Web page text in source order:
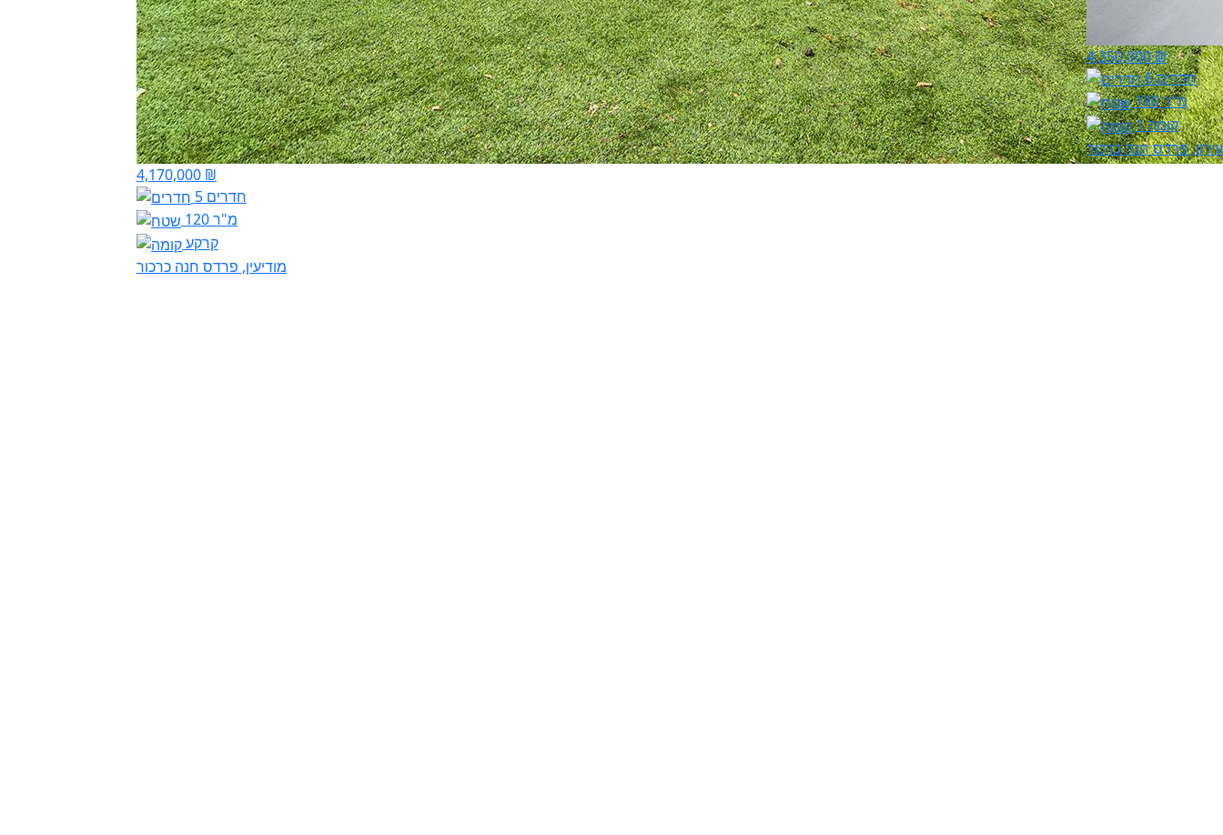
4,170,000 ₪
5 חדרים
120 מ"ר
קרקע
מודיעין, פרדס חנה כרכור
4,350,000 ₪
6 חדרים
180 מ"ר
קומה 1
פרדס חנה כרכור